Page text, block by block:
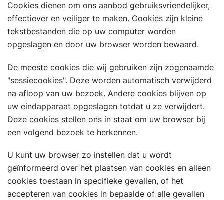
Cookies dienen om ons aanbod gebruiksvriendelijker,
effectiever en veiliger te maken. Cookies zijn kleine
tekstbestanden die op uw computer worden
opgeslagen en door uw browser worden bewaard.
De meeste cookies die wij gebruiken zijn zogenaamde
"sessiecookies". Deze worden automatisch verwijderd
na afloop van uw bezoek. Andere cookies blijven op
uw eindapparaat opgeslagen totdat u ze verwijdert.
Deze cookies stellen ons in staat om uw browser bij
een volgend bezoek te herkennen.
U kunt uw browser zo instellen dat u wordt
geïnformeerd over het plaatsen van cookies en alleen
cookies toestaan in specifieke gevallen, of het
accepteren van cookies in bepaalde of alle gevallen